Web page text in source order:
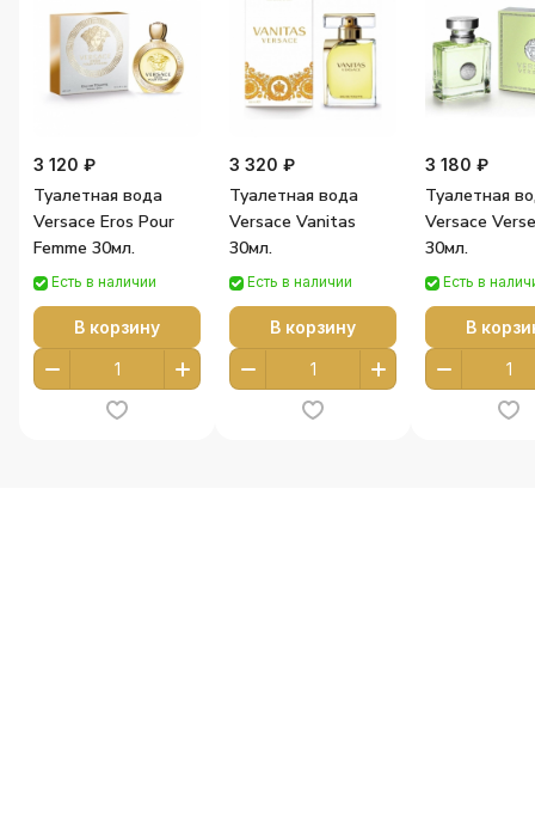
3 120 ₽
Туалетная вода
Versace Eros Pour
Femme 30мл.
Есть в наличии
В корзину
3 320 ₽
Туалетная вода
Versace Vanitas
30мл.
Есть в наличии
В корзину
3 180 ₽
Туалетная
Versace
30мл.
Есть в
В